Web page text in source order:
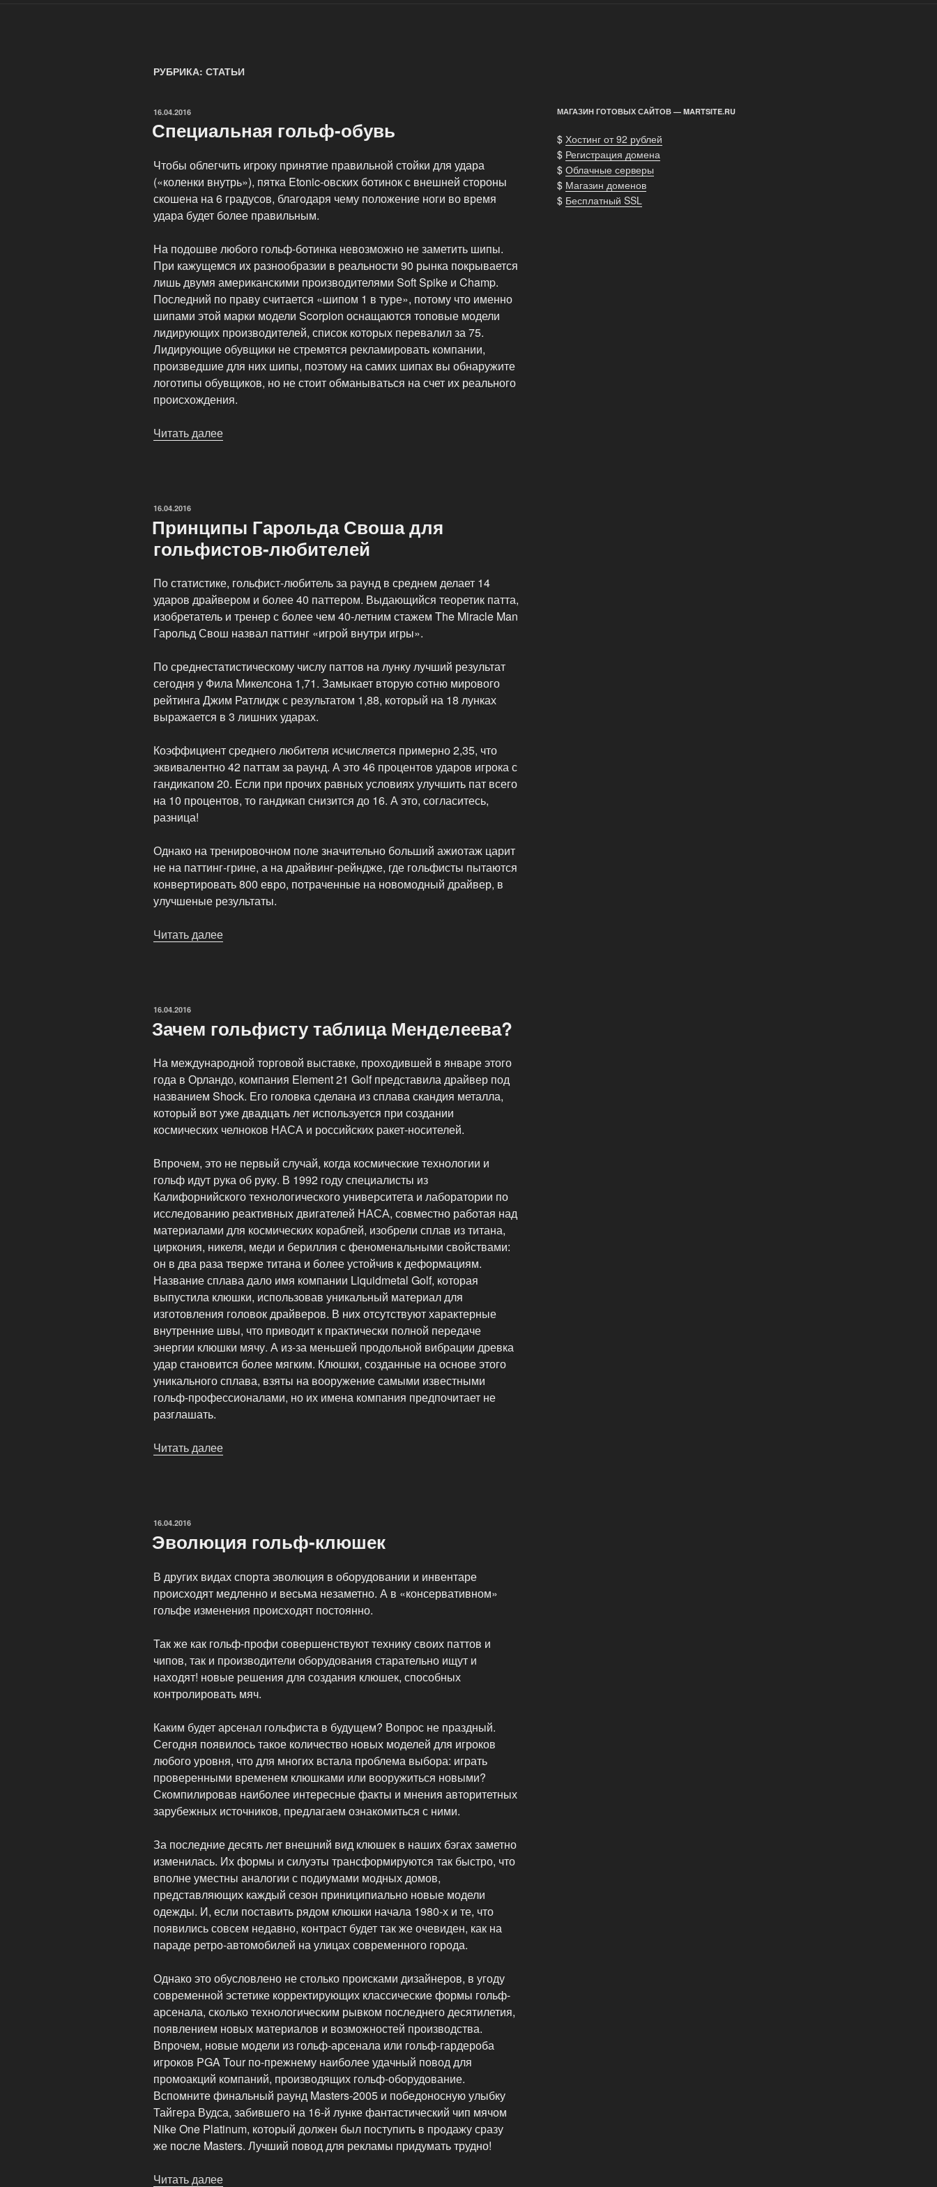
РУБРИКА: СТАТЬИ
ОПУБЛИКОВАНО
16.04.2016
Специальная гольф-обувь
Чтобы облегчить игроку принятие правильной стойки для удара
(«коленки внутрь»), пятка Etonic-овских ботинок с внешней стороны
скошена на 6 градусов, благодаря чему положение ноги во время
удара будет более правильным.
На подошве любого гольф-ботинка невозможно не заметить шипы.
При кажущемся их разнообразии в реальности 90 рынка покрывается
лишь двумя американскими производителями Soft Spike и Champ.
Последний по праву считается «шипом 1 в туре», потому что именно
шипами этой марки модели Scorpion оснащаются топовые модели
лидирующих производителей, список которых перевалил за 75.
Лидирующие обувщики не стремятся рекламировать компании,
произведшие для них шипы, поэтому на самих шипах вы обнаружите
логотипы обувщиков, но не стоит обманываться на счет их реального
происхождения.
Читать далее
ОПУБЛИКОВАНО
16.04.2016
Принципы Гарольда Своша для
гольфистов-любителей
По статистике, гольфист-любитель за раунд в среднем делает 14
ударов драйвером и более 40 паттером. Выдающийся теоретик патта,
изобретатель и тренер с более чем 40-летним стажем The Miracle Man
Гарольд Свош назвал паттинг «игрой внутри игры».
По среднестатистическому числу паттов на лунку лучший результат
сегодня у Фила Микелсона 1,71. Замыкает вторую сотню мирового
рейтинга Джим Ратлидж с результатом 1,88, который на 18 лунках
выражается в 3 лишних ударах.
Коэффициент среднего любителя исчисляется примерно 2,35, что
эквивалентно 42 паттам за раунд. А это 46 процентов ударов игрока с
гандикапом 20. Если при прочих равных условиях улучшить пат всего
на 10 процентов, то гандикап снизится до 16. А это, согласитесь,
разница!
Однако на тренировочном поле значительно больший ажиотаж царит
не на паттинг-грине, а на драйвинг-рейндже, где гольфисты пытаются
конвертировать 800 евро, потраченные на новомодный драйвер, в
улучшеные результаты.
Читать далее
ОПУБЛИКОВАНО
16.04.2016
Зачем гольфисту таблица Менделеева?
На международной торговой выставке, проходившей в январе этого
года в Орландо, компания Element 21 Golf представила драйвер под
названием Shock. Его головка сделана из сплава скандия металла,
который вот уже двадцать лет используется при создании
космических челноков НАСА и российских ракет-носителей.
Впрочем, это не первый случай, когда космические технологии и
гольф идут рука об руку. В 1992 году специалисты из
Калифорнийского технологического университета и лаборатории по
исследованию реактивных двигателей НАСА, совместно работая над
материалами для космических кораблей, изобрели сплав из титана,
циркония, никеля, меди и бериллия с феноменальными свойствами:
он в два раза тверже титана и более устойчив к деформациям.
Название сплава дало имя компании Liquidmetal Golf, которая
выпустила клюшки, использовав уникальный материал для
изготовления головок драйверов. В них отсутствуют характерные
внутренние швы, что приводит к практически полной передаче
энергии клюшки мячу. А из-за меньшей продольной вибрации древка
удар становится более мягким. Клюшки, созданные на основе этого
уникального сплава, взяты на вооружение самыми известными
гольф-профессионалами, но их имена компания предпочитает не
разглашать.
Читать далее
ОПУБЛИКОВАНО
16.04.2016
Эволюция гольф-клюшек
В других видах спорта эволюция в оборудовании и инвентаре
происходят медленно и весьма незаметно. А в «консервативном»
гольфе изменения происходят постоянно.
Так же как гольф-профи совершенствуют технику своих паттов и
чипов, так и производители оборудования старательно ищут и
находят! новые решения для создания клюшек, способных
контролировать мяч.
Каким будет арсенал гольфиста в будущем? Вопрос не праздный.
Сегодня появилось такое количество новых моделей для игроков
любого уровня, что для многих встала проблема выбора: играть
проверенными временем клюшками или вооружиться новыми?
Скомпилировав наиболее интересные факты и мнения авторитетных
зарубежных источников, предлагаем ознакомиться с ними.
За последние десять лет внешний вид клюшек в наших бэгах заметно
изменилась. Их формы и силуэты трансформируются так быстро, что
вполне уместны аналогии с подиумами модных домов,
представляющих каждый сезон приниципиально новые модели
одежды. И, если поставить рядом клюшки начала 1980-х и те, что
появились совсем недавно, контраст будет так же очевиден, как на
параде ретро-автомобилей на улицах современного города.
Однако это обусловлено не столько происками дизайнеров, в угоду
современной эстетике корректирующих классические формы гольф-
арсенала, сколько технологическим рывком последнего десятилетия,
появлением новых материалов и возможностей производства.
Впрочем, новые модели из гольф-арсенала или гольф-гардероба
игроков PGA Tour по-прежнему наиболее удачный повод для
промоакций компаний, производящих гольф-оборудование.
Вспомните финальный раунд Masters-2005 и победоносную улыбку
Тайгера Вудса, забившего на 16-й лунке фантастический чип мячом
Nike One Platinum, который должен был поступить в продажу сразу
же после Masters. Лучший повод для рекламы придумать трудно!
Читать далее
МАГАЗИН ГОТОВЫХ САЙТОВ — MARTSITE.RU
$ Хостинг от 92 рублей
$ Регистрация домена
$ Облачные серверы
$ Магазин доменов
$ Бесплатный SSL